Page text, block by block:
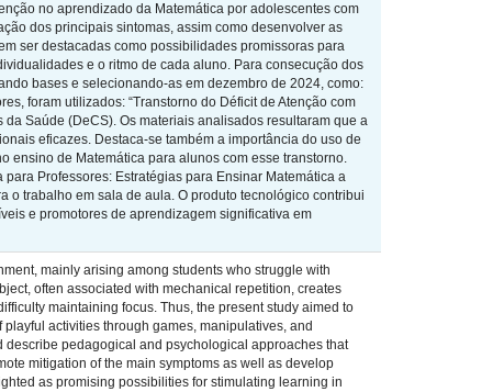
no aprendizado da Matemática por adolescentes com
dos principais sintomas, assim como desenvolver as
ser destacadas como possibilidades promissoras para
e o ritmo de cada aluno. Para consecução dos
bases e selecionando-as em dezembro de 2024, como:
foram utilizados: “Transtorno do Déficit de Atenção com
da Saúde (DeCS). Os materiais analisados resultaram que a
eficazes. Destaca-se também a importância do uso de
ensino de Matemática para alunos com esse transtorno.
Professores: Estratégias para Ensinar Matemática a
o trabalho em sala de aula. O produto tecnológico contribui
e promotores de aprendizagem significativa em
mainly arising among students who struggle with
often associated with mechanical repetition, creates
maintaining focus. Thus, the present study aimed to
activities through games, manipulatives, and
pedagogical and psychological approaches that
mitigation of the main symptoms as well as develop
as promising possibilities for stimulating learning in